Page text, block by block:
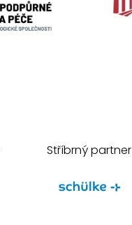
Stříbrný partner